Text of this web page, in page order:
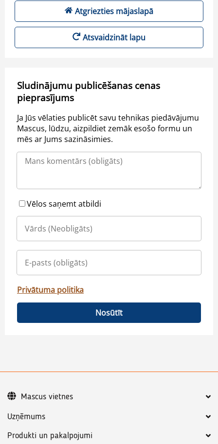
Atgriezties mājaslapā
Atsvaidzināt lapu
Sludinājumu publicēšanas cenas
pieprasījums
Ja Jūs vēlaties publicēt savu tehnikas piedāvājumu
Mascus, lūdzu, aizpildiet zemāk esošo formu un
mēs ar Jums sazināsimies.
Vēlos saņemt atbildi
Privātuma politika
Nosūtīt
Uzņēmums
Produkti un pakalpojumi
Mascus vietnes